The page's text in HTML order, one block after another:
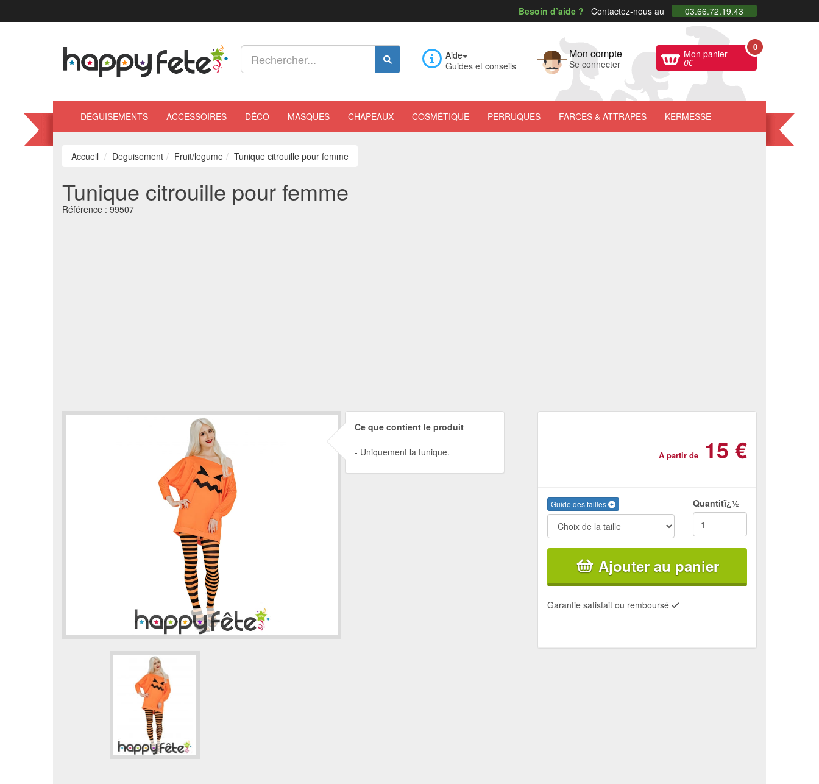
Besoin d’aide ? Contactez-nous au 03.66.72.19.43
Aide
Guides et conseils
Mon compte
Se connecter
Mon panier
0€
0
DÉGUISEMENTS ACCESSOIRES DÉCO MASQUES CHAPEAUX COSMÉTIQUE PERRUQUES FARCES & ATTRAPES KERMESSE
Accueil Deguisement Fruit/legume Tunique citrouille pour femme
Tunique citrouille pour femme
Référence : 99507
Ce que contient le produit
Uniquement la tunique. A partir de 15 €
Guide des tailles Quantitï¿½
Ajouter au panier
Garantie satisfait ou remboursé